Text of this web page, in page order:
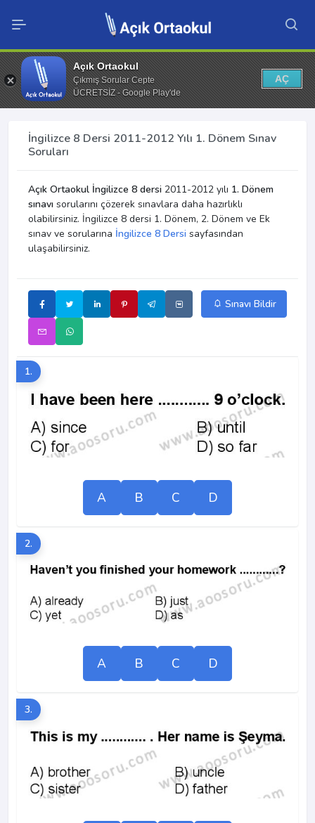
Açık Ortaokul
Çıkmış Sorular Cepte
ÜCRETSİZ - Google Play'de
AÇ
İngilizce 8 Dersi 2011-2012 Yılı 1. Dönem Sınav
Soruları
Açık Ortaokul İngilizce 8 dersi 2011-2012 yılı 1. Dönem
sınavı sorularını çözerek sınavlara daha hazırlıklı
olabilirsiniz. İngilizce 8 dersi 1. Dönem, 2. Dönem ve Ek
sınav ve sorularına İngilizce 8 Dersi sayfasından
ulaşabilirsiniz.
Sınavı Bildir
1.
A B C D
2.
A B C D
3.